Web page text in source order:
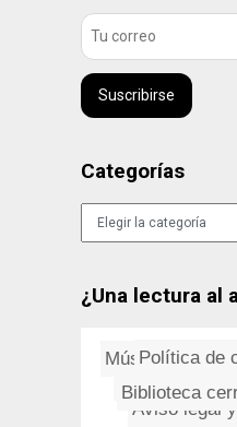
Suscribirse
Categorías
Categorías
¿Una lectura al
Música
Formulario
Política de
Aviso legal
Cardeña
Biblioteca